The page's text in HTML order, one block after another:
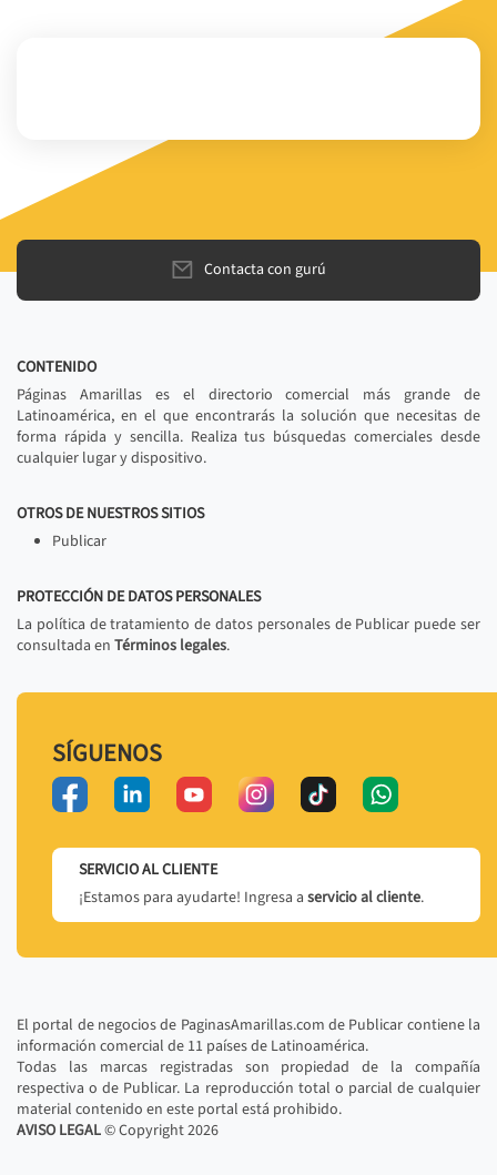
Contacta con gurú
CONTENIDO
Páginas Amarillas es el directorio comercial más grande de
Latinoamérica, en el que encontrarás la solución que necesitas de
forma rápida y sencilla. Realiza tus búsquedas comerciales desde
cualquier lugar y dispositivo.
OTROS DE NUESTROS SITIOS
Publicar
PROTECCIÓN DE DATOS PERSONALES
La política de tratamiento de datos personales de Publicar puede ser
consultada en Términos legales.
SÍGUENOS
SERVICIO AL CLIENTE
¡Estamos para ayudarte! Ingresa a servicio al cliente.
El portal de negocios de PaginasAmarillas.com de Publicar contiene la
información comercial de 11 países de Latinoamérica.
Todas las marcas registradas son propiedad de la compañía
respectiva o de Publicar. La reproducción total o parcial de cualquier
material contenido en este portal está prohibido.
AVISO LEGAL© Copyright2026